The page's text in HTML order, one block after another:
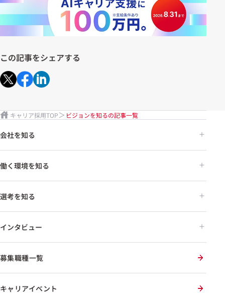
この記事をシェアする
キャリア採用TOP ビジョンを知るの記事一覧
会社を知る
働く環境を知る
選考を知る
インタビュー
募集職種一覧
キャリアイベント